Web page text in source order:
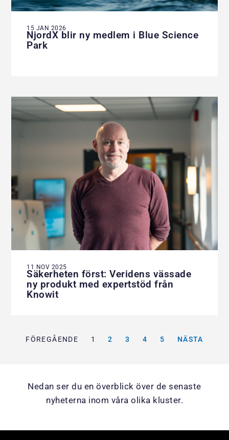
15 JAN 2026
NjordX blir ny medlem i Blue Science
Park
11 NOV 2025
Säkerheten först: Veridens vässade
ny produkt med expertstöd från
Knowit
FÖREGÅENDE 1 2 3 4 5 NÄSTA
Nedan ser du en överblick över de senaste
nyheterna inom våra olika kluster.